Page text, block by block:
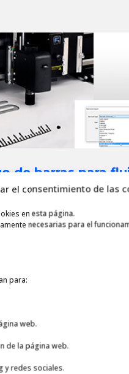
el consentimiento de las
en esta página.
necesarias para el
para:
web.
de la página web.
y redes sociales.
de barras para
datos de corte del
escanea el trabajo